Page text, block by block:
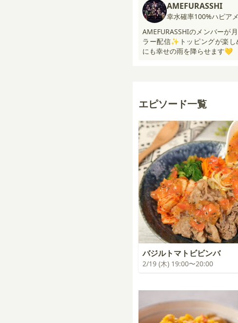
AMEFURASSHI
幸水確率100%ハピア
AMEFURASSHIのメンバーが
ラー配信✨トッピングが楽
にも幸せの雨を降らせます💛
エピソード一覧
バジルトマトビビンバ
2/19 (木) 19:00〜20:00